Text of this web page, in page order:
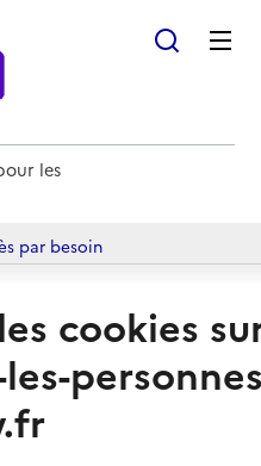
les
par besoin
Ain (01)
Les Mousserons
cookies